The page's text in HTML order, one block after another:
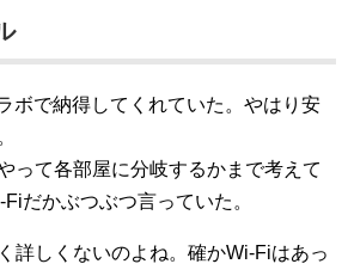
ボで納得してくれていた。やはり安
って各部屋に分岐するかまで考えて
だかぶつぶつ言っていた。
詳しくないのよね。確かWi-Fiはあっ